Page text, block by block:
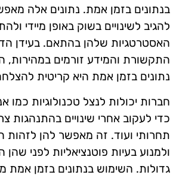
בנתונים בזמן אמת. נתונים אלה
להגיב לשינויים בשוק באופן מיידי
האסטרטגיות שלהן בהתאם. בעידן
התקשורת והמידע זורמים במהירות,
נתונים בזמן אמת היא קריטית
חברות יכולות לנצל טכנולוגיות
כדי לעקוב אחרי שינויים בהתנהגות
תחרותי ועוד. זה מאפשר להן לזהות
ולמנוע בעיות פוטנציאליות לפני שהן
גדולות. השימוש בנתונים בזמן אמת